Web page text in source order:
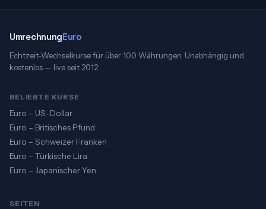
UmrechnungEuro
Echtzeit-Wechselkurse für über 100 Währungen. Unabhängig und
kostenlos — live seit 2012.
BELIEBTE KURSE
Euro – US-Dollar
Euro – Britisches Pfund
Euro – Schweizer Franken
Euro – Türkische Lira
Euro – Japanischer Yen
SEITEN